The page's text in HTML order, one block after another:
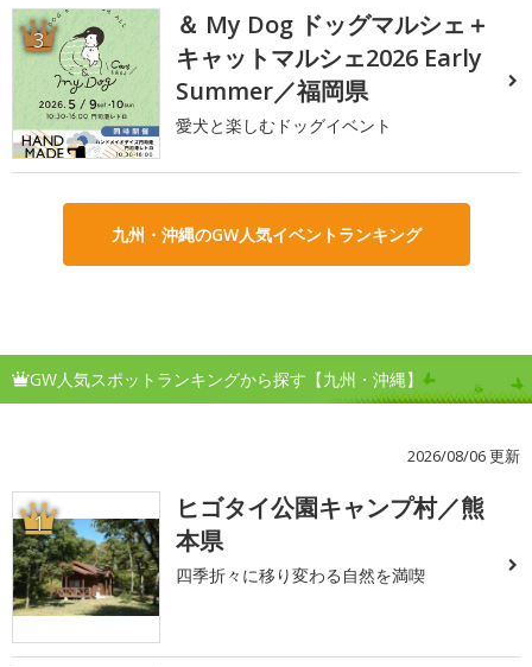
3
＆ My Dog ドッグマルシェ＋
キャットマルシェ2026 Early
Summer／福岡県
愛犬と楽しむドッグイベント
九州・沖縄のGW人気イベントランキング
GW人気スポットランキングから探す【九州・沖縄】
2026/08/06 更新
1
ヒゴタイ公園キャンプ村／熊
本県
四季折々に移り変わる自然を満喫